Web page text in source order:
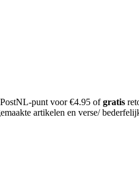
PostNL-punt voor €4.95 ofgratis
artikelen en verse/